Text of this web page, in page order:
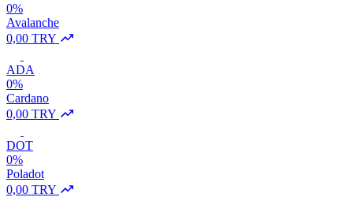
0%
Avalanche
0,00 TRY
ADA
0%
Cardano
0,00 TRY
DOT
0%
Poladot
0,00 TRY